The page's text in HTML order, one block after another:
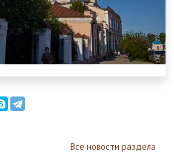
Все новости раздела